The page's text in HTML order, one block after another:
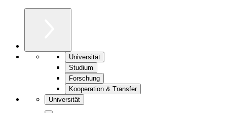
Universität
Studium
Forschung
Kooperation & Transfer
Universität